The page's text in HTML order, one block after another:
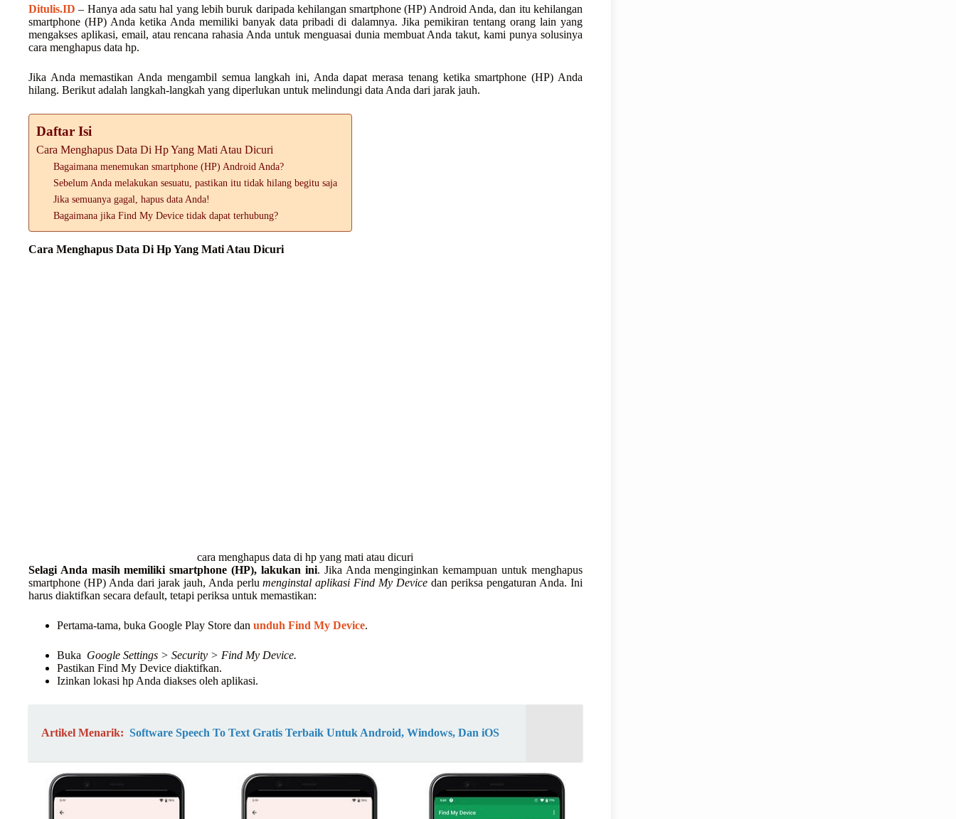
Ditulis.ID – Hanya ada satu hal yang lebih buruk daripada kehilangan smartphone (HP) Android Anda, dan itu kehilangan
smartphone (HP) Anda ketika Anda memiliki banyak data pribadi di dalamnya. Jika pemikiran tentang orang lain yang
mengakses aplikasi, email, atau rencana rahasia Anda untuk menguasai dunia membuat Anda takut, kami punya solusinya
cara menghapus data hp.
Jika Anda memastikan Anda mengambil semua langkah ini, Anda dapat merasa tenang ketika smartphone (HP) Anda
hilang. Berikut adalah langkah-langkah yang diperlukan untuk melindungi data Anda dari jarak jauh.
Daftar Isi
Cara Menghapus Data Di Hp Yang Mati Atau Dicuri
Bagaimana menemukan smartphone (HP) Android Anda?
Sebelum Anda melakukan sesuatu, pastikan itu tidak hilang begitu saja
Jika semuanya gagal, hapus data Anda!
Bagaimana jika Find My Device tidak dapat terhubung?
Cara Menghapus Data Di Hp Yang Mati Atau Dicuri
cara menghapus data di hp yang mati atau dicuri
Selagi Anda masih memiliki smartphone (HP), lakukan ini. Jika Anda menginginkan kemampuan untuk menghapus
smartphone (HP) Anda dari jarak jauh, Anda perlumenginstal aplikasi Find My Device dan periksa pengaturan Anda. Ini
harus diaktifkan secara default, tetapi periksa untuk memastikan:
Pertama-tama, buka Google Play Store dan unduh Find My Device.
Buka Google Settings > Security > Find My Device.
Pastikan Find My Device diaktifkan.
Izinkan lokasi hp Anda diakses oleh aplikasi.
Artikel Menarik: Software Speech To Text Gratis Terbaik Untuk Android, Windows, Dan iOS